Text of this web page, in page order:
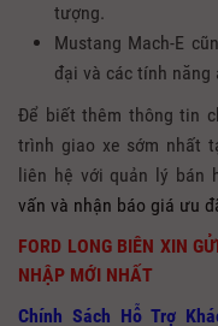
tượng.
Mustang Mach-E
đại và các tính
Để biết thêm thông tin
trình giao xe sớm nhất
liên hệ với quản lý bán
vấn và nhận báo giá ưu
FORD LONG BIÊN XIN
NHẬP MỚI NHẤT
Chính Sách Hỗ Trợ